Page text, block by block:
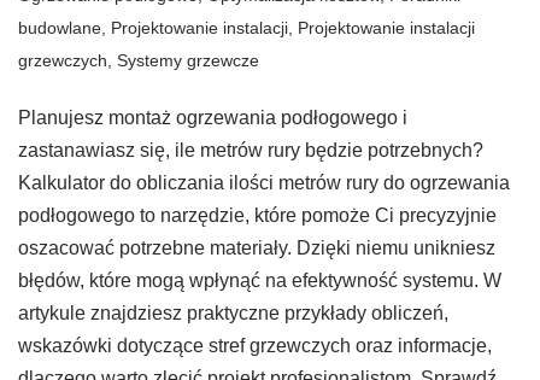
budowlane, Projektowanie instalacji, Projektowanie instalacji
grzewczych, Systemy grzewcze
Planujesz montaż ogrzewania podłogowego i
zastanawiasz się, ile metrów rury będzie potrzebnych?
Kalkulator do obliczania ilości metrów rury do ogrzewania
podłogowego to narzędzie, które pomoże Ci precyzyjnie
oszacować potrzebne materiały. Dzięki niemu unikniesz
błędów, które mogą wpłynąć na efektywność systemu. W
artykule znajdziesz praktyczne przykłady obliczeń,
wskazówki dotyczące stref grzewczych oraz informacje,